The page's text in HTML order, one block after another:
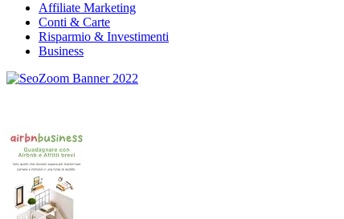
Affiliate Marketing
Conti & Carte
Risparmio & Investimenti
Business